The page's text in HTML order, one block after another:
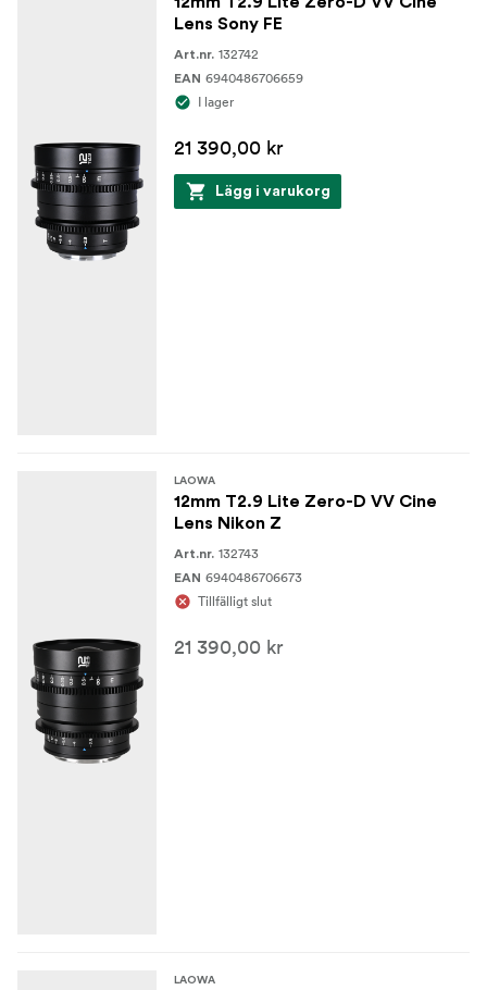
Lens Sony FE
Art.nr. 132742
EAN 6940486706659
I lager
21 390,00 kr
Lägg i varukorg
LAOWA
12mm T2.9 Lite Zero-D VV Cine
Lens Nikon Z
Art.nr. 132743
EAN 6940486706673
Tillfälligt slut
21 390,00 kr
LAOWA